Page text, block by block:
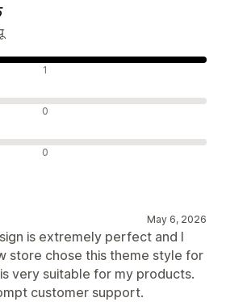
1
0
0
May 6, 2026
is extremely perfect and I
store chose this theme style for
very suitable for my products.
customer support.